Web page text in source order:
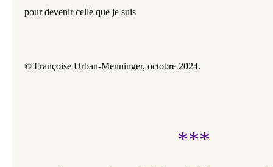
pour devenir celle que je suis
© Françoise Urban-Menninger, octobre 2024.
***